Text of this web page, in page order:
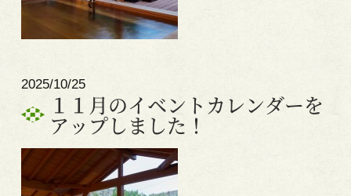
2025/10/25
１１月のイベントカレンダーを
アップしました！